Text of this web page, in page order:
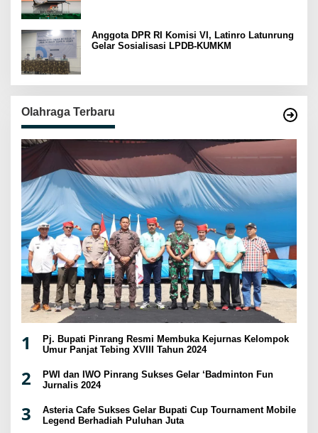
Anggota DPR RI Komisi VI, Latinro Latunrung
Gelar Sosialisasi LPDB-KUMKM
Olahraga Terbaru
1
Pj. Bupati Pinrang Resmi Membuka Kejurnas Kelompok
Umur Panjat Tebing XVIII Tahun 2024
2
PWI dan IWO Pinrang Sukses Gelar ‘Badminton Fun
Jurnalis 2024
3
Asteria Cafe Sukses Gelar Bupati Cup Tournament Mobile
Legend Berhadiah Puluhan Juta